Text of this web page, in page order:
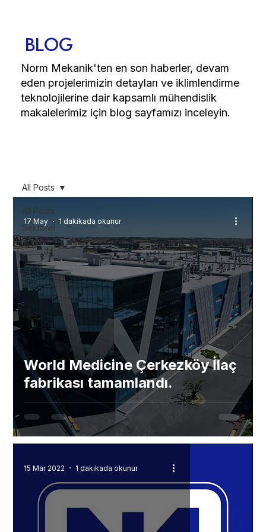
BLOG
Norm Mekanik'ten en son haberler, devam
eden projelerimizin detayları ve iklimlendirme
teknolojilerine dair kapsamlı mühendislik
makalelerimiz için blog sayfamızı inceleyin.
All Posts
Sektörel
All Posts
World Medicine Çerkezköy İlaç
fabrikası tamamlandı.
17 May 1 dakikada okunur
15 Mar 2022 1 dakikada okunur